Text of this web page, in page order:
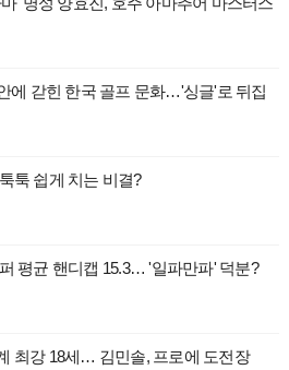
에 갇힌 한국 골프 문화…'싱글'로 뒤집
툭 쉽게 치는 비결?
평균 핸디캡 15.3… '일파만파' 덕분?
최강 18세… 김민솔, 프로에 도전장